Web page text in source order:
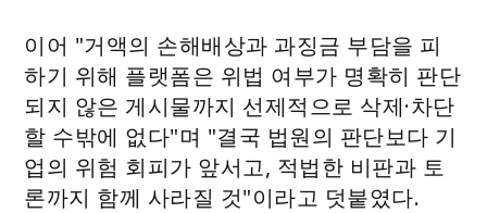
이어 "거액의 손해배상과 과징금 부담을 피
하기 위해 플랫폼은 위법 여부가 명확히 판단
되지 않은 게시물까지 선제적으로 삭제·차단
할 수밖에 없다"며 "결국 법원의 판단보다 기
업의 위험 회피가 앞서고, 적법한 비판과 토
론까지 함께 사라질 것"이라고 덧붙였다.